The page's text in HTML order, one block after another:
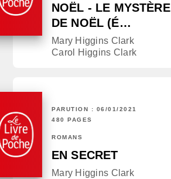
NOËL - LE MYSTÈRE
DE NOËL (É…
Mary Higgins Clark
Carol Higgins Clark
PARUTION : 06/01/2021
480 PAGES
ROMANS
EN SECRET
Mary Higgins Clark